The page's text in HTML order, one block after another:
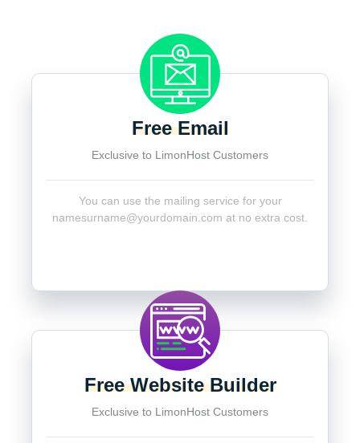
Free Email
Exclusive to LimonHost Customers
You can use the mailing service for your
namesurname@yourdomain.com at no extra cost.
Free Website Builder
Exclusive to LimonHost Customers